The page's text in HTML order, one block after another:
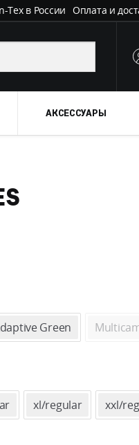
Tex в России Оплата и
АКСЕССУАРЫ
₽
₽
Green
xl/regular xxl/